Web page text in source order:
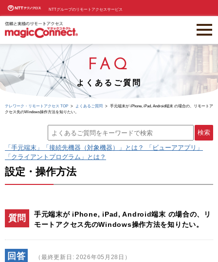
NTTグループのリモートアクセスサービス
FAQ
よくあるご質問
テレワーク・リモートアクセス TOP よくあるご質問
手元端末が iPhone, iPad, Android端末 の場合の、リモートア
クセス先のWindows操作方法を知りたい。
「手元端末」「接続先機器（対象機器）」とは？ 「ビューアアプリ」
「クライアントプログラム」とは？
設定・操作方法
質問
手元端末が iPhone, iPad, Android端末 の場合の、リ
モートアクセス先のWindows操作方法を知りたい。
回答 （最終更新日: 2026年05月28日）